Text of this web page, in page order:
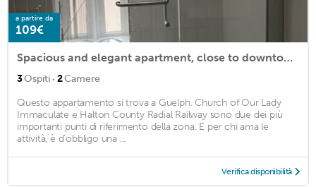
a partire da
109€
Spacious and elegant apartment, close to downtown
3Ospiti · 2Camere
Questo appartamento si trova a Guelph. Church of Our Lady
Immaculate e Halton County Radial Railway sono due dei più
importanti punti di riferimento della zona. E per chi ama le
attività, è d'obbligo una ...
Verifica disponibilità